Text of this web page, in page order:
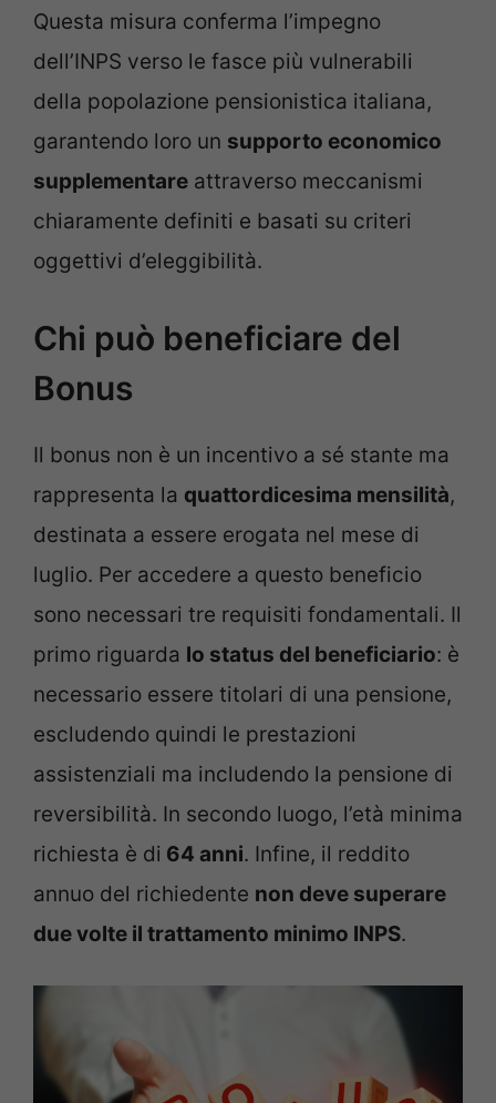
Questa misura conferma l’impegno
dell’INPS verso le fasce più vulnerabili
della popolazione pensionistica italiana,
garantendo loro un supporto economico
supplementare attraverso meccanismi
chiaramente definiti e basati su criteri
oggettivi d’eleggibilità.
Chi può beneficiare del
Bonus
Il bonus non è un incentivo a sé stante ma
rappresenta la quattordicesima mensilità,
destinata a essere erogata nel mese di
luglio. Per accedere a questo beneficio
sono necessari tre requisiti fondamentali. Il
primo riguarda lo status del beneficiario: è
necessario essere titolari di una pensione,
escludendo quindi le prestazioni
assistenziali ma includendo la pensione di
reversibilità. In secondo luogo, l’età minima
richiesta è di 64 anni. Infine, il reddito
annuo del richiedente non deve superare
due volte il trattamento minimo INPS.